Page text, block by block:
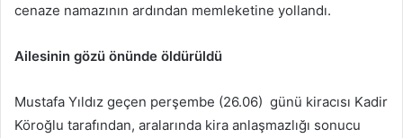
cenaze namazının ardından memleketine yollandı.
Ailesinin gözü önünde öldürüldü
Mustafa Yıldız geçen perşembe (26.06) günü kiracısı Kadir
Köroğlu tarafından, aralarında kira anlaşmazlığı sonucu